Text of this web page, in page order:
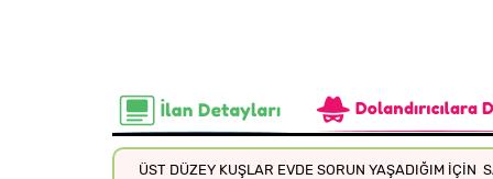
ÜST DÜZEY KUŞLAR EVDE SORUN YAŞADIĞIM İÇİN